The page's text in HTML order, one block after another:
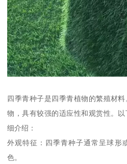
四季青种子是四季青植物的繁殖材
物，具有较强的适应性和观赏性。
细介绍：
外观特征：四季青种子通常呈球形
色。